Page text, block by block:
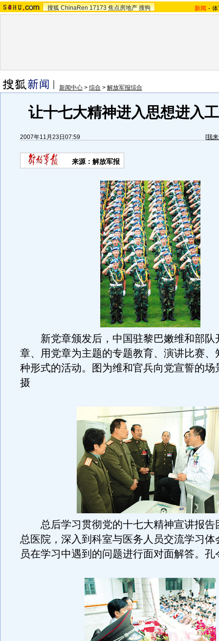
搜狐 ChinaRen 17173 焦点房地产 搜狗 新闻 -
新闻中心 > 综合 > 解放军报综合
让十七大精神进入思想进入
2007年11月23日07:59 [我
来源：解放军报
新党章颁发后，中国驻黎巴嫩维和部队
章、用党章为主题的专题教育、演讲比赛、
种形式的活动。图为维和官兵向党宣誓的
摄
总后学习贯彻党的十七大精神宣讲报告
总医院，深入到科室与医务人员交流学习体
员在学习中遇到的问题进行面对面解答。